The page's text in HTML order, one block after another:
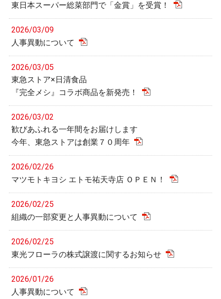
東日本スーパー総菜部門で「金賞」を受賞！
2026/03/09
人事異動について
2026/03/05
東急ストア×日清食品
『完全メシ』コラボ商品を新発売！
2026/03/02
歓びあふれる一年間をお届けします
今年、東急ストアは創業７０周年
2026/02/26
マツモトキヨシ エトモ祐天寺店 ＯＰＥＮ！
2026/02/25
組織の一部変更と人事異動について
2026/02/25
東光フローラの株式譲渡に関するお知らせ
2026/01/26
人事異動について